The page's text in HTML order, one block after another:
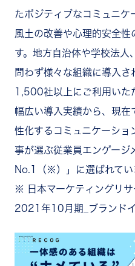
たポジティブなコミュニケ
風土の改善や心理的安全
す。地方自治体や学校法人
問わず様々な組織に導入
1,500社以上にご利用いた
幅広い導入実績から、現
性化するコミュニケーシ
事が選ぶ従業員エンゲージ
No.1（※）」に選ばれてい
※ 日本マーケティングリ
2021年10月期_ブランド